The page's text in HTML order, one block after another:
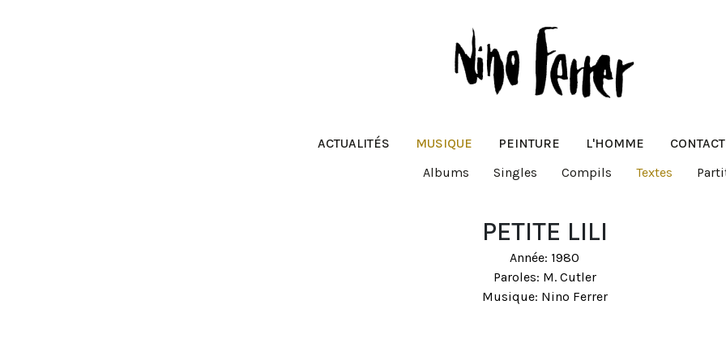
ACTUALITÉS
MUSIQUE
Albums
Singles Compils Textes
PEINTURE L'HOMME
PETITE LILI
Année: 1980
Paroles: M. Cutler
Musique: Nino Ferrer